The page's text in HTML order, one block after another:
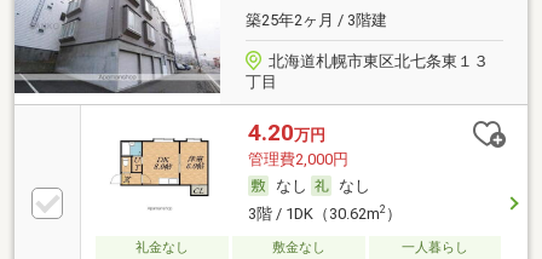
築25年2ヶ月 / 3階建
北海道札幌市東区北七条東１３
丁目
4.20万円
管理費2,000円
なし
なし
3階 / 1DK（30.62m2）
礼金なし 敷金なし
一人暮らし